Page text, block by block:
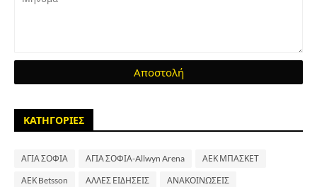
ΚΑΤΗΓΟΡΙΕΣ
ΑΓΙΑ ΣΟΦΙΑ ΑΓΙΑ ΣΟΦΙΑ-Allwyn Arena ΑΕΚ ΜΠΑΣΚΕΤ
ΑΕΚ Betsson ΑΛΛΕΣ ΕΙΔΗΣΕΙΣ ΑΝΑΚΟΙΝΩΣΕΙΣ